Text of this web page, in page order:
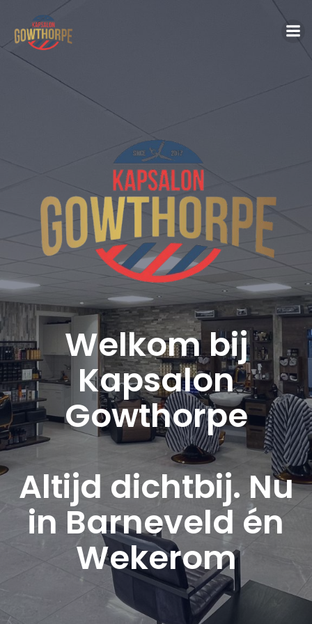
Welkom bij
Kapsalon
Gowthorpe
Altijd dichtbij. Nu
in Barneveld én
Wekerom